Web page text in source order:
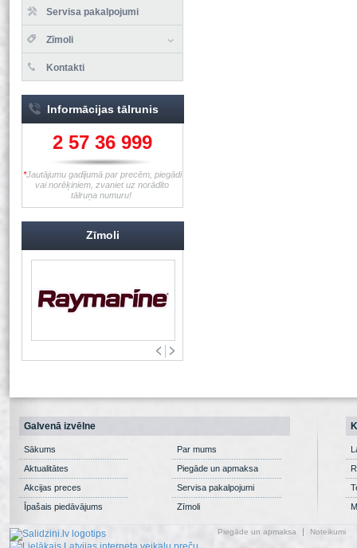
Servisa pakalpojumi
Zīmoli
Kontakti
Informācijas tālrunis
2 57 36 999
*Jautājumu gadījumā par precēm, piegādi
vai norēķiniem, zvaniet uz norādīto
tālruņa numuru!
Zīmoli
Galvenā izvēlne
Sākums
Aktualitātes
Akcijas preces
Īpašais piedāvājums
Par mums
Piegāde un apmaksa
Servisa pakalpojumi
Zīmoli
Piegāde un apmaksa Noteikumi